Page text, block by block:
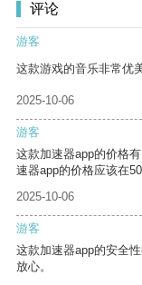
评论
游客
这款游戏的音乐非常优
2025-10-06
游客
这款加速器app的价格
速器app的价格应该在
2025-10-06
游客
这款加速器app的安全
放心。